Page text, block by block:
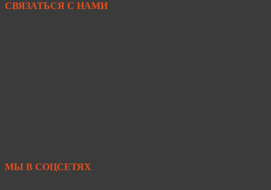
СВЯЗАТЬСЯ С НАМИ
МЫ В СОЦСЕТЯХ